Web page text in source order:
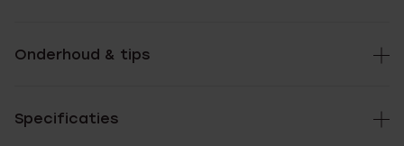
Onderhoud & tips
Specificaties